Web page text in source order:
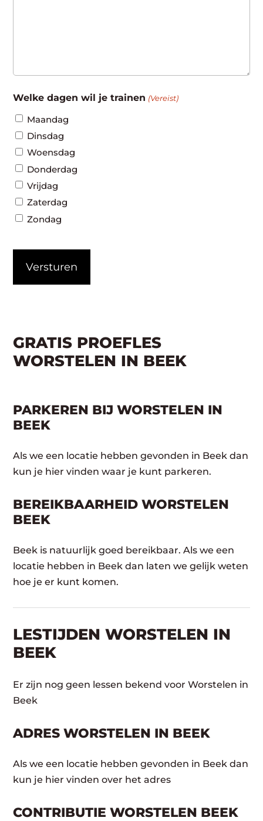
Welke dagen wil je trainen (Vereist)
Maandag
Dinsdag
Woensdag
Donderdag
Vrijdag
Zaterdag
Zondag
GRATIS PROEFLES
WORSTELEN IN BEEK
PARKEREN BIJ WORSTELEN IN
BEEK
Als we een locatie hebben gevonden in Beek dan
kun je hier vinden waar je kunt parkeren.
BEREIKBAARHEID WORSTELEN
BEEK
Beek is natuurlijk goed bereikbaar. Als we een
locatie hebben in Beek dan laten we gelijk weten
hoe je er kunt komen.
LESTIJDEN WORSTELEN IN
BEEK
Er zijn nog geen lessen bekend voor Worstelen in
Beek
ADRES WORSTELEN IN BEEK
Als we een locatie hebben gevonden in Beek dan
kun je hier vinden over het adres
CONTRIBUTIE WORSTELEN BEEK